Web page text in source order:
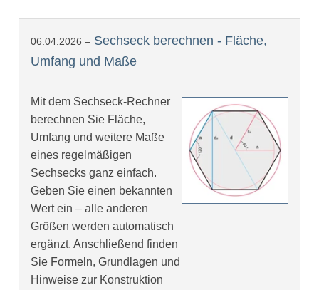
06.04.2026 – Sechseck berechnen - Fläche,
Umfang und Maße
Mit dem Sechseck-Rechner
berechnen Sie Fläche,
Umfang und weitere Maße
eines regelmäßigen
Sechsecks ganz einfach.
Geben Sie einen bekannten
Wert ein – alle anderen
Größen werden automatisch
ergänzt. Anschließend finden
Sie Formeln, Grundlagen und
Hinweise zur Konstruktion